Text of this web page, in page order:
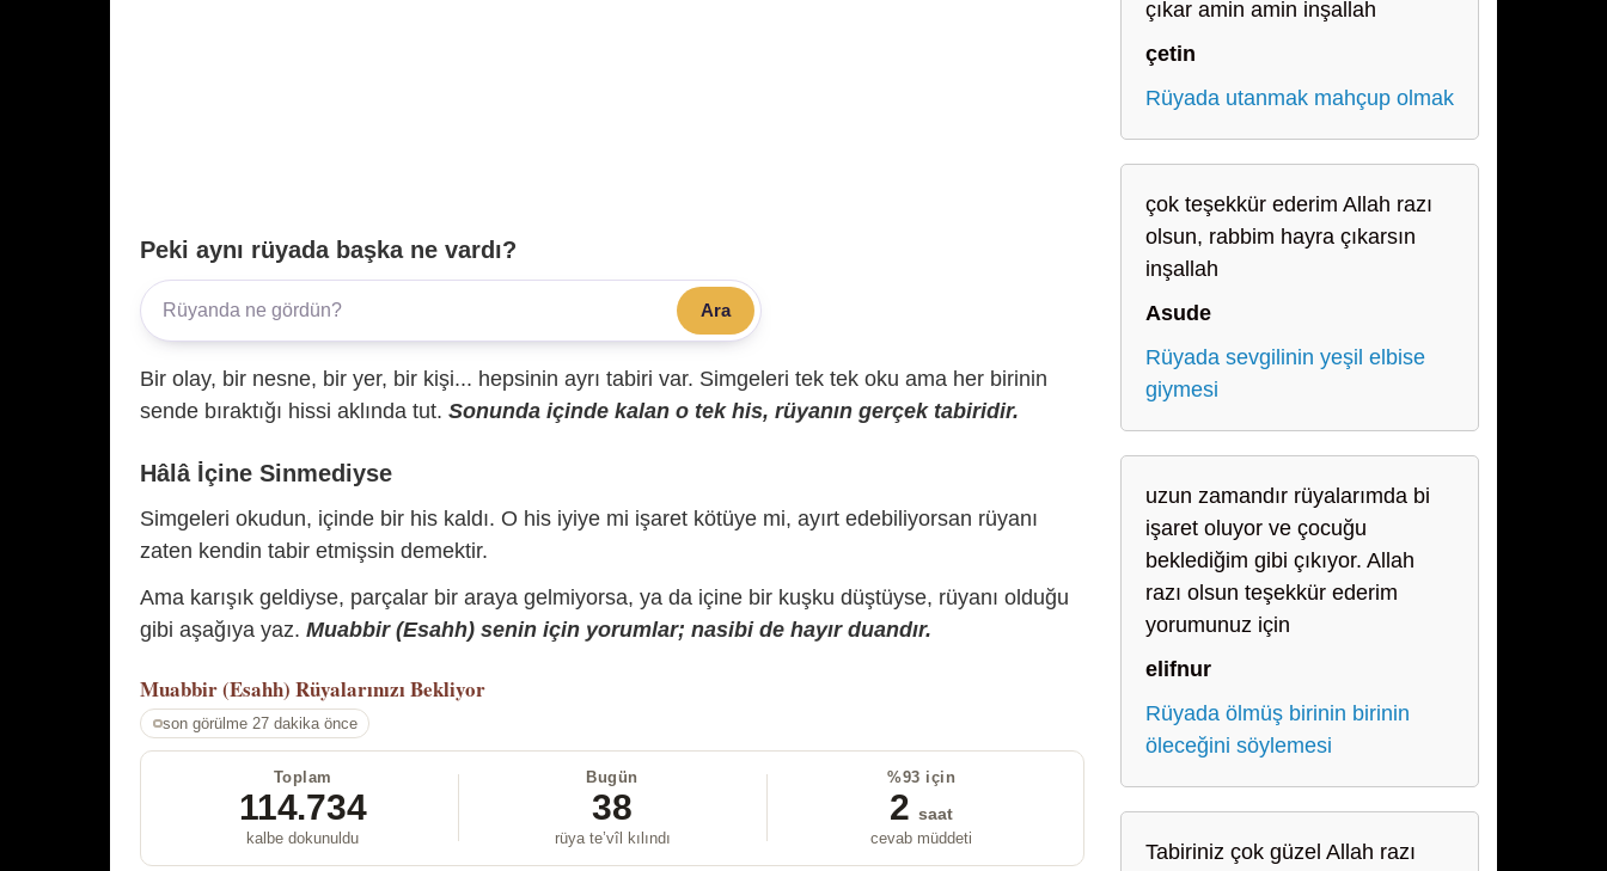
Peki aynı rüyada başka ne vardı?
Ara
Bir olay, bir nesne, bir yer, bir kişi... hepsinin ayrı tabiri var. Simgeleri tek tek oku ama her birinin
sende bıraktığı hissi aklında tut. Sonunda içinde kalan o tek his, rüyanın gerçek tabiridir.
Hâlâ İçine Sinmediyse
Simgeleri okudun, içinde bir his kaldı. O his iyiye mi işaret kötüye mi, ayırt edebiliyorsan rüyanı
zaten kendin tabir etmişsin demektir.
Ama karışık geldiyse, parçalar bir araya gelmiyorsa, ya da içine bir kuşku düştüyse, rüyanı olduğu
gibi aşağıya yaz. Muabbir (Esahh) senin için yorumlar; nasibi de hayır duandır.
Muabbir (Esahh) Rüyalarınızı Bekliyor
son görülme 27 dakika önce
Toplam
114.734
kalbe dokunuldu
Bugün
38
rüya te’vîl kılındı
%93 için
2 saat
cevab müddeti
çıkar amin amin inşallah
çetin
Rüyada utanmak mahçup olmak
çok teşekkür ederim Allah razı
olsun, rabbim hayra çıkarsın
inşallah
Asude
Rüyada sevgilinin yeşil elbise
giymesi
uzun zamandır rüyalarımda bi
işaret oluyor ve çocuğu
beklediğim gibi çıkıyor. Allah
razı olsun teşekkür ederim
yorumunuz için
elifnur
Rüyada ölmüş birinin birinin
öleceğini söylemesi
Tabiriniz çok güzel Allah razı